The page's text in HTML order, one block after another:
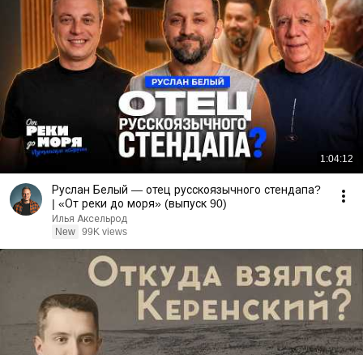
1:04:12
Руслан Белый — отец русскоязычного стендапа?
| «От реки до моря» (выпуск 90)
Илья Аксельрод
New 99K views